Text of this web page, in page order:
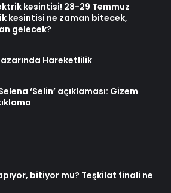
kesintisi! 28-29 Temmuz
kesintisi ne zaman bitecek,
gelecek?
Hareketlilik
‘Selin’ açıklaması: Gizem
bitiyor mu? Teşkilat finali ne